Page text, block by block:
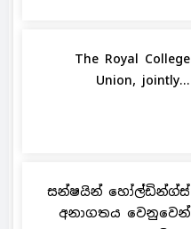
The Royal College
Union, jointly...
සන්ෂයින් හෝල්ඩින්ග්ස්
අනාගතය වෙනුවෙන්